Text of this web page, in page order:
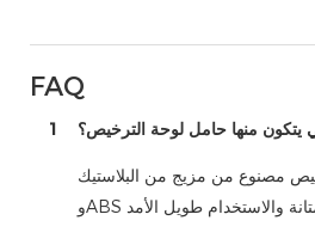
FAQ
1 يتكون منها حامل لوحة الترخيص؟
مصنوع من مزيج من البلاستيك